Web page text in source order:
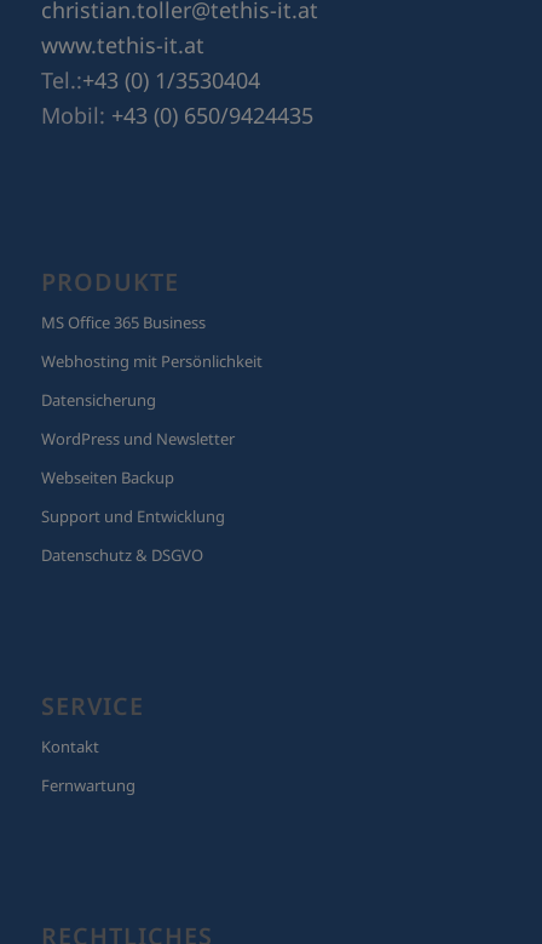
christian.toller@tethis-it.at
www.tethis-it.at
Tel.:+43 (0) 1/3530404
Mobil: +43 (0) 650/9424435
PRODUKTE
MS Office 365 Business
Webhosting mit Persönlichkeit
Datensicherung
WordPress und Newsletter
Webseiten Backup
Support und Entwicklung
Datenschutz & DSGVO
SERVICE
Kontakt
Fernwartung
RECHTLICHES